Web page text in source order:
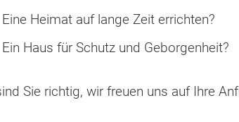
Eine Heimat auf lange Zeit errichten?
Ein Haus für Schutz und Geborgenheit?
Sie richtig, wir freuen uns auf Ihre